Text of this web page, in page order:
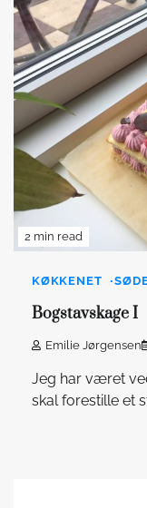
2 min read
KØKKENET
Bogstavskage I
Emilie Jørgensen
Jeg har været
skal forestille et